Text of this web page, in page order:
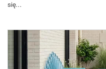
się...